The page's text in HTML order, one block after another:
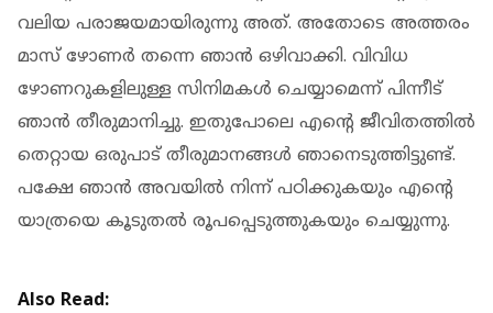
വലിയ പരാജയമായിരുന്നു അത്. അതോടെ അത്തരം
മാസ് ഴോണർ തന്നെ ഞാൻ ഒഴിവാക്കി. വിവിധ
ഴോണറുകളിലുള്ള സിനിമകൾ ചെയ്യാമെന്ന് പിന്നീട്
ഞാൻ തീരുമാനിച്ചു. ഇതുപോലെ എന്റെ ജീവിതത്തിൽ
തെറ്റായ ഒരുപാട് തീരുമാനങ്ങൾ ഞാനെടുത്തിട്ടുണ്ട്.
പക്ഷേ ഞാൻ അവയിൽ നിന്ന് പഠിക്കുകയും എന്റെ
യാത്രയെ കൂടുതൽ രൂപപ്പെടുത്തുകയും ചെയ്യുന്നു.
Also Read: